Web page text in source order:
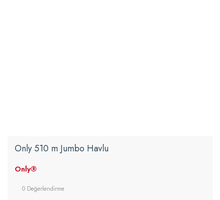
Only 510 m Jumbo Havlu
Only®
0 Değerlendirme